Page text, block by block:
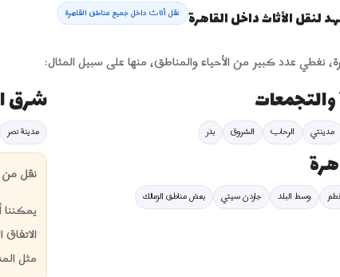
الأثاث داخل القاهرة نقل أثاث داخل جميع مناطق القاهرة
، نغطي عدد كبير من الأحياء والمناطق، منها على سبيل المثال:
مدينتي الرحاب الشروق بدر
شرق
مدينة نصر
وسط البلد جاردن سيتي بعض مناطق الزمالك
نقل
مثل